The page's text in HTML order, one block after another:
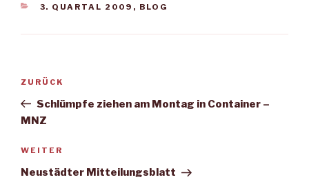
KATEGORIEN
3. QUARTAL 2009 , BLOG
Beitragsnavigation
Vorheriger
Beitrag
ZURÜCK
Schlümpfe ziehen am Montag in Container –
MNZ
Nächster
Beitrag
WEITER
Neustädter Mitteilungsblatt